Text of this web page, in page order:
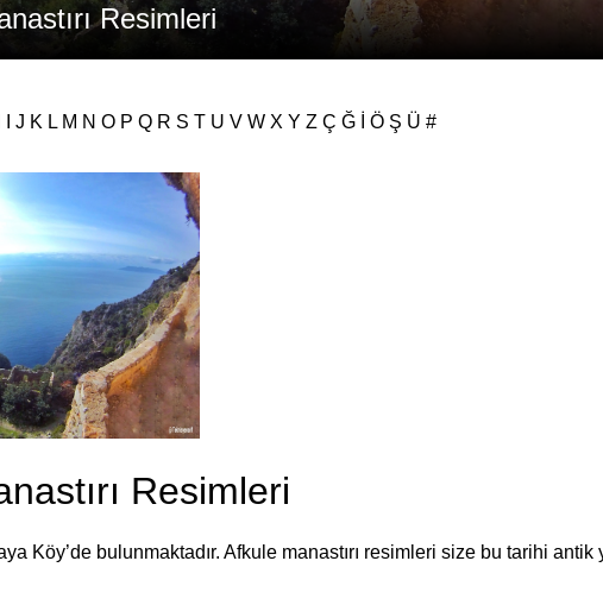
Afkule
J K L M N O P Q R S T U V W X Y Z Ç Ğ Ö Ş Ü #
Resimleri
Köy’de bulunmaktadır. Afkule manastırı resimleri size bu tarihi antik